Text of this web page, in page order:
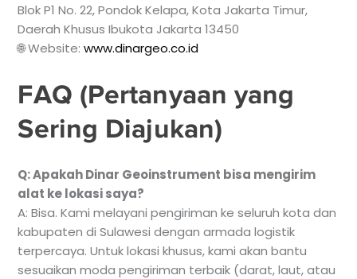
Blok P1 No. 22, Pondok Kelapa, Kota Jakarta Timur,
Daerah Khusus Ibukota Jakarta 13450
🌐 Website:www.dinargeo.co.id
FAQ (Pertanyaan yang
Sering Diajukan)
Q: Apakah Dinar Geoinstrument bisa mengirim
alat ke lokasi saya?
A: Bisa. Kami melayani pengiriman ke seluruh kota dan
kabupaten di Sulawesi dengan armada logistik
terpercaya. Untuk lokasi khusus, kami akan bantu
sesuaikan moda pengiriman terbaik (darat, laut, atau